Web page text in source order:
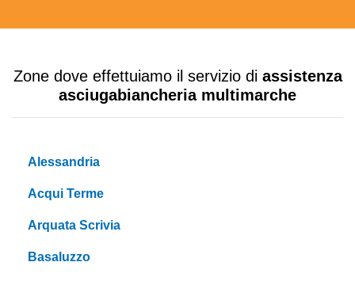
Zone dove effettuiamo il servizio di assistenza
asciugabiancheria multimarche
Alessandria
Acqui Terme
Arquata Scrivia
Basaluzzo